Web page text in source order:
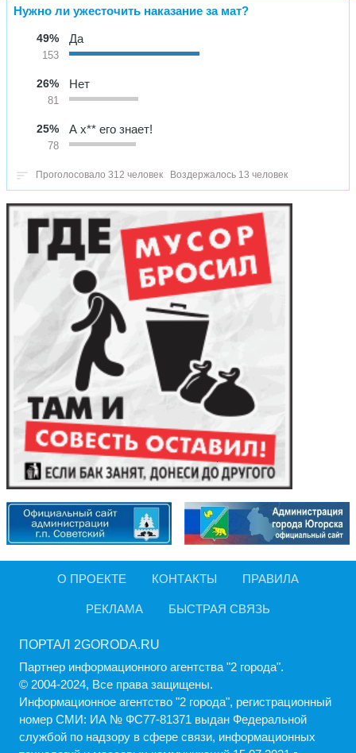
Нужно ли ужесточить наказание за мат?
49%
153
Да
26%
81
Нет
25%
78
А х** его знает!
Проголосовало 312 человек Воздержалось 13 человек
О ПРОЕКТЕ КОНТАКТЫ ПРАВИЛА
РЕКЛАМА БЫСТРАЯ СВЯЗЬ
ПОРТАЛ 2GORODA.RU
Партнер информационного агентства "2 города".
© 2004-2024, Все права защищены.
Информационное агентство "2 города", регистрационный
номер СМИ: ИА № ФС77-81371 выдан Федеральной
службой по надзору в сфере связи, информационных